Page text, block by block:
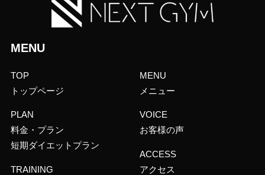
MENU
TOP
トップページ
PLAN
料金・プラン
短期ダイエットプラン
TRAINING
MENU
メニュー
VOICE
お客様の声
ACCESS
アクセス